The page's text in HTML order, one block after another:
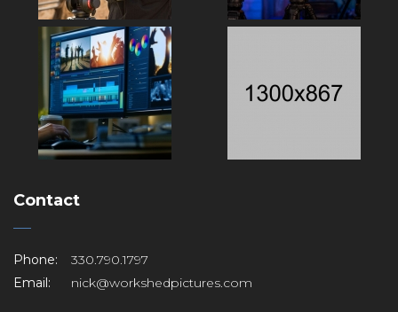
Contact
Phone:
330.790.1797
Email:
nick@workshedpictures.com